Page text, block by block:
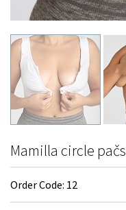
Mamilla circle pačs
Order Code: 12